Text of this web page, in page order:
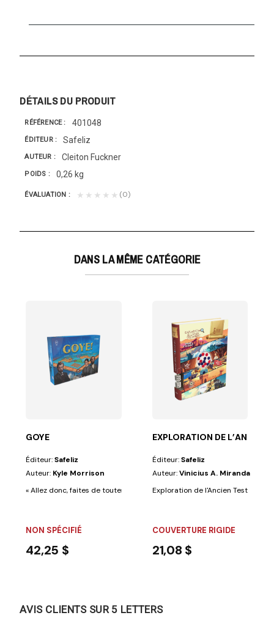
DÉTAILS DU PRODUIT
RÉFÉRENCE 401048
ÉDITEUR Safeliz
AUTEUR Cleiton Fuckner
POIDS 0,26 kg
ÉVALUATION ★★★★★ (0)
DANS LA MÊME CATÉGORIE
GOYE
Éditeur:Safeliz
Auteur: Kyle Morrison
« Allez donc, faites de toutes les nations des disciples, baptisez-les au
NON SPÉCIFIÉ
42,25 $
EXPLORATION DE L’ANCIEN
Éditeur:Safeliz
Auteur:Vinicius A. Miranda
Exploration de l'Ancien Testament
COUVERTURE RIGIDE
21,08 $
AVIS CLIENTS SUR 5 LETTERS